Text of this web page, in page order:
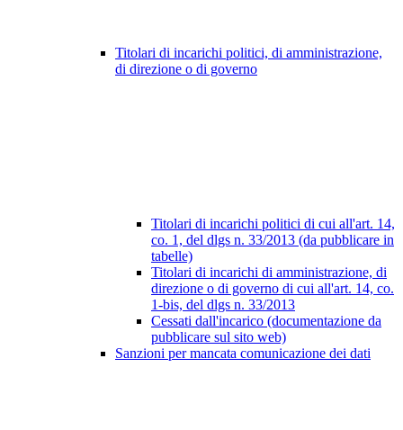
Titolari di incarichi politici, di amministrazione,
di direzione o di governo
Titolari di incarichi politici di cui all'art. 14,
co. 1, del dlgs n. 33/2013 (da pubblicare in
tabelle)
Titolari di incarichi di amministrazione, di
direzione o di governo di cui all'art. 14, co.
1-bis, del dlgs n. 33/2013
Cessati dall'incarico (documentazione da
pubblicare sul sito web)
Sanzioni per mancata comunicazione dei dati